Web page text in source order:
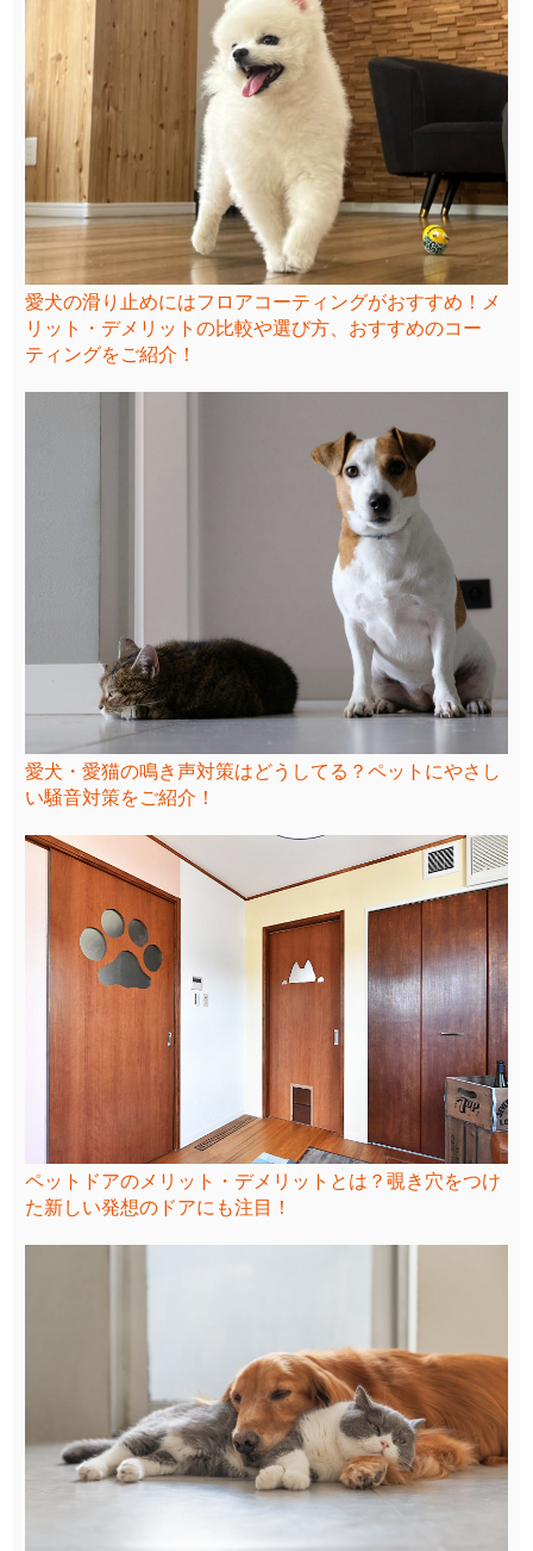
愛犬の滑り止めにはフロアコーティングがおすすめ！メ
リット・デメリットの比較や選び方、おすすめのコー
ティングをご紹介！
愛犬・愛猫の鳴き声対策はどうしてる？ペットにやさし
い騒音対策をご紹介！
ペットドアのメリット・デメリットとは？覗き穴をつけ
た新しい発想のドアにも注目！